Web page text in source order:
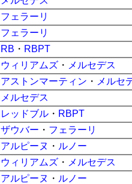
フェラーリ
フェラーリ
RB ・ RBPT
ウィリアムズ ・ メルセデス
アストンマーティン ・ メルセ
メルセデス
レッドブル ・ RBPT
ザウバー ・ フェラーリ
アルピーヌ ・ ルノー
ウィリアムズ ・ メルセデス
アルピーヌ ・ ルノー